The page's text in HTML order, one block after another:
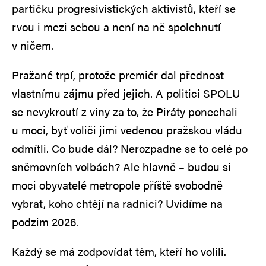
partičku progresivistických aktivistů, kteří se
rvou i mezi sebou a není na ně spolehnutí
v ničem.
Pražané trpí, protože premiér dal přednost
vlastnímu zájmu před jejich. A politici SPOLU
se nevykroutí z viny za to, že Piráty ponechali
u moci, byť voliči jimi vedenou pražskou vládu
odmítli. Co bude dál? Nerozpadne se to celé po
sněmovních volbách? Ale hlavně – budou si
moci obyvatelé metropole příště svobodně
vybrat, koho chtějí na radnici? Uvidíme na
podzim 2026.
Každý se má zodpovídat těm, kteří ho volili.